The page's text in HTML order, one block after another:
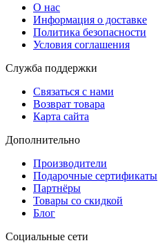
О нас
Информация о доставке
Политика безопасности
Условия соглашения
Служба поддержки
Связаться с нами
Возврат товара
Карта сайта
Дополнительно
Производители
Подарочные сертификаты
Партнёры
Товары со скидкой
Блог
Социальные сети